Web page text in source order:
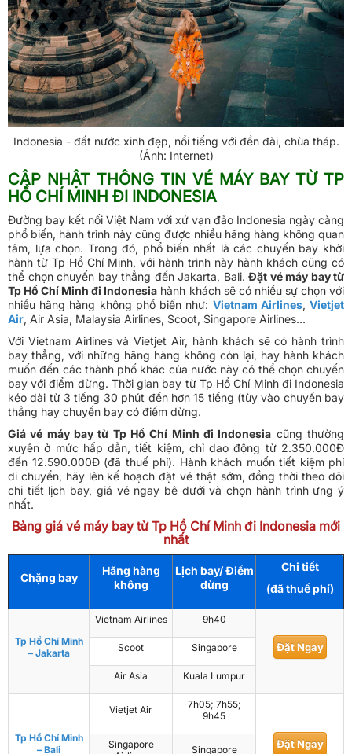
Indonesia - đất nước xinh đẹp, nổi tiếng với đền đài, chùa tháp.
(Ảnh: Internet)
CẬP NHẬT THÔNG TIN VÉ MÁY BAY TỪ TP
HỒ CHÍ MINH ĐI INDONESIA
Đường bay kết nối Việt Nam với xứ vạn đảo Indonesia ngày càng
phổ biến, hành trình này cũng được nhiều hãng hàng không quan
tâm, lựa chọn. Trong đó, phổ biến nhất là các chuyến bay khởi
hành từ Tp Hồ Chí Minh, với hành trình này hành khách cũng có
thể chọn chuyến bay thẳng đến Jakarta, Bali. Đặt vé máy bay từ
Tp Hồ Chí Minh đi Indonesia hành khách sẽ có nhiều sự chọn với
nhiều hãng hàng không phổ biến như: Vietnam Airlines,Vietjet
Air, Air Asia, Malaysia Airlines, Scoot, Singapore Airlines…
Với Vietnam Airlines và Vietjet Air, hành khách sẽ có hành trình
bay thẳng, với những hãng hàng không còn lại, hay hành khách
muốn đến các thành phố khác của nước này có thể chọn chuyến
bay với điểm dừng. Thời gian bay từ Tp Hồ Chí Minh đi Indonesia
kéo dài từ 3 tiếng 30 phút đến hơn 15 tiếng (tùy vào chuyến bay
thẳng hay chuyến bay có điểm dừng.
Giá vé máy bay từ Tp Hồ Chí Minh đi Indonesia cũng thường
xuyên ở mức hấp dẫn, tiết kiệm, chỉ dao động từ 2.350.000Đ
đến 12.590.000Đ (đã thuế phí). Hành khách muốn tiết kiệm phí
di chuyển, hãy lên kế hoạch đặt vé thật sớm, đồng thời theo dõi
chi tiết lịch bay, giá vé ngay bê dưới và chọn hành trình ưng ý
nhất.
Bảng giá vé máy bay từ Tp Hồ Chí Minh đi Indonesia mới
nhất
Chặng bay
Hãng hàng
không
Lịch bay/ Điểm
dừng
Chi tiết
(đã thuế phí)
Tp Hồ Chí Minh
– Jakarta
Vietnam Airlines 9h40
Đặt Ngay
Scoot Singapore
Air Asia Kuala Lumpur
Tp Hồ Chí Minh
– Bali
Vietjet Air
7h05; 7h55;
9h45
Đặt Ngay
Singapore
Singapore